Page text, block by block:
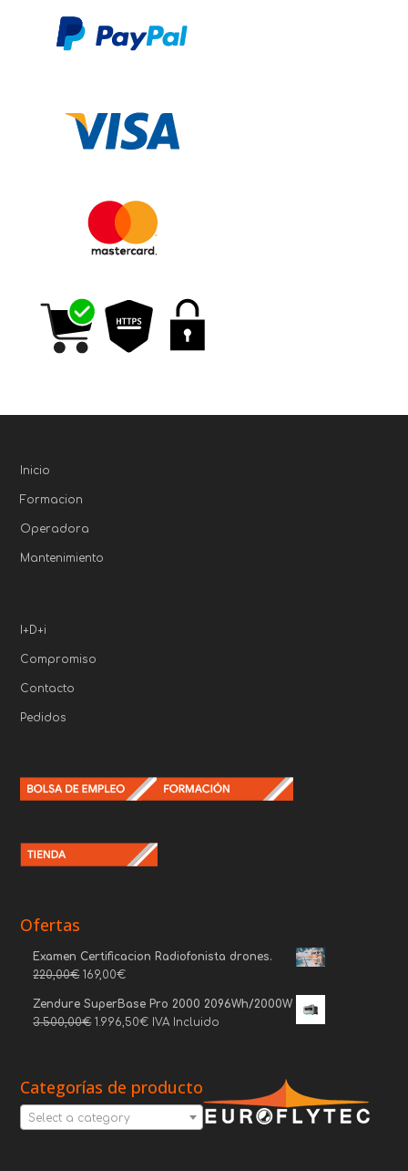
Inicio
Formacion
Operadora
Mantenimiento
I+D+i
Compromiso
Contacto
Pedidos
Ofertas
Examen Certificacion Radiofonista drones.
220,00€ 169,00€
Zendure SuperBase Pro 2000 2096Wh/2000W
3.500,00€ 1.996,50€ IVA Incluido
Categorías de producto
Select a category